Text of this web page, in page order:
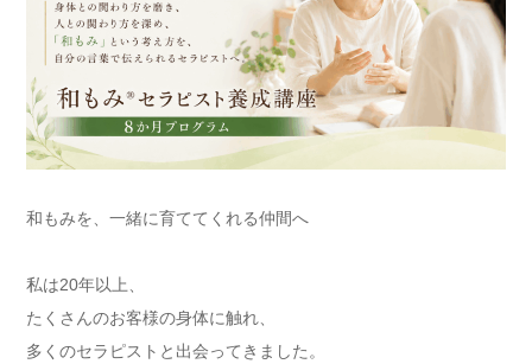
和もみを、一緒に育ててくれる仲間へ
私は20年以上、
たくさんのお客様の身体に触れ、
多くのセラピストと出会ってきました。